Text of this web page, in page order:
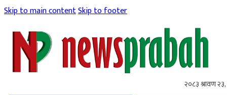
Skip to main contentSkip to footer
२०८३ श्रावण २३,